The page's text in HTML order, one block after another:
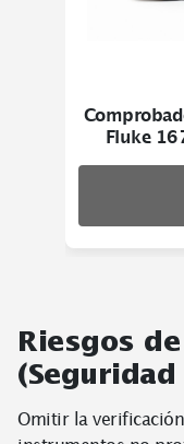
Fluke
Riesgos
Omitir la